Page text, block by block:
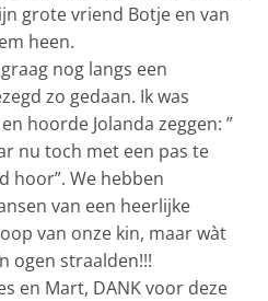
grote vriend Botje en van
heen.
nog langs een
zo gedaan. Ik was
hoorde Jolanda zeggen: ”
nu toch met een pas te
hoor”. We hebben
van een heerlijke
van onze kin, maar wàt
ogen straalden!!!
en Mart, DANK voor deze